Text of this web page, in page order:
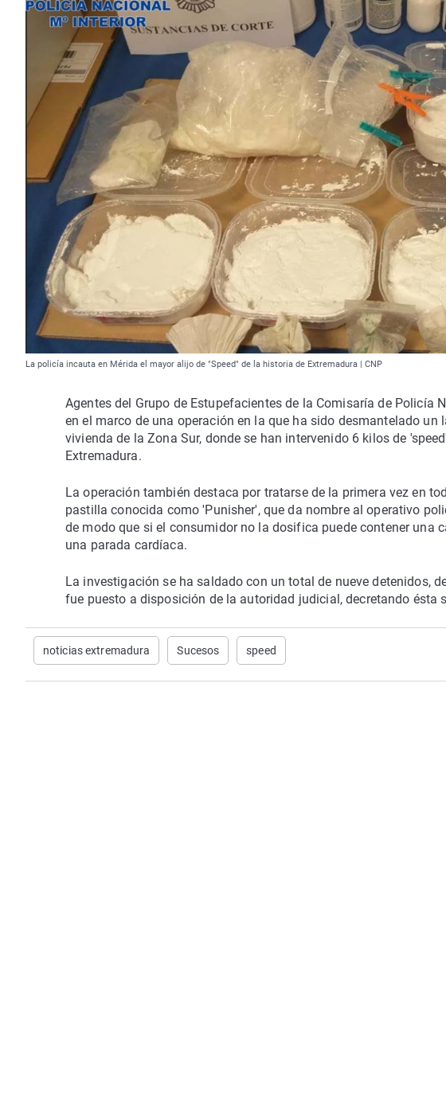
La policía incauta en Mérida el mayor alijo de "Speed" de la historia de Extremadura | CNP
Agentes del Grupo de Estupefacientes de la Comisaría de Policía
en el marco de una operación en la que ha sido desmantelado
vivienda de la Zona Sur, donde se han intervenido 6 kilos de
Extremadura.
La operación también destaca por tratarse de la primera vez en
pastilla conocida como 'Punisher', que da nombre al operativo
de modo que si el consumidor no la dosifica puede contener una
una parada cardíaca.
La investigación se ha saldado con un total de nueve detenidos,
fue puesto a disposición de la autoridad judicial, decretando ésta
noticias extremadura Sucesos speed